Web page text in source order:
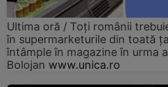
Ultima oră / Toți românii
în supermarketurile din toată
întâmple în magazine în urma
Bolojan www.unica.ro